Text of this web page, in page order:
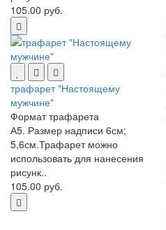
105.00 руб.
трафарет "Настоящему
мужчине"
Формат трафарета
А5. Размер надписи 6см;
5,6см.Трафарет можно
использовать для нанесения
рисунк..
105.00 руб.